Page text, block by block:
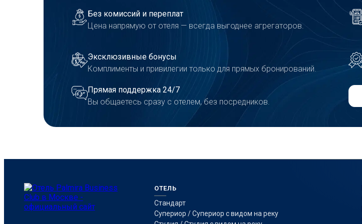
Без комиссий и переплат
Цена напрямую от отеля — всегда выгоднее агрегаторов.
Эксклюзивные бонусы
Комплименты и привилегии только для прямых бронирований.
Прямая поддержка 24/7
Вы общаетесь сразу с отелем, без посредников.
ОТЕЛЬ
Стандарт
Супериор / Супериор с видом на реку